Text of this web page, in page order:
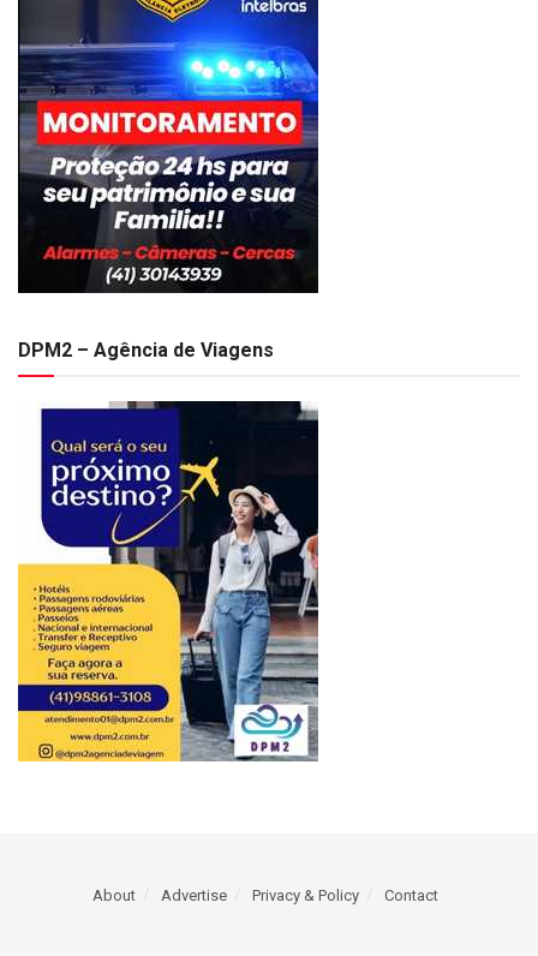
DPM2 – Agência de Viagens
About Advertise Privacy & Policy Contact